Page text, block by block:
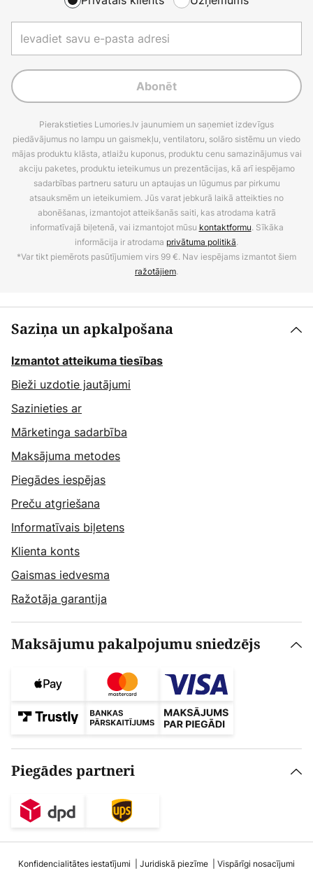
Abonēt
Pierakstieties Lumories.lv jaunumiem un saņemiet izdevīgus
piedāvājumus no lampu un gaismekļu, ventilatoru, solāro sistēmu un viedo
mājas produktu klāsta, atlaižu kuponus, produktu cenu samazinājumus vai
akciju paketes, produktu ieteikumus un prezentācijas, kā arī iespējamo
sadarbības partneru saturu un aptaujas un lūgumus par pirkumu
atsauksmēm un ieteikumiem. Jūs varat jebkurā laikā atteikties no
abonēšanas, izmantojot atteikšanās saiti, kas atrodama katrā
informatīvajā biļetenā, vai izmantojot mūsu kontaktformu. Sīkāka
informācija ir atrodama privātuma politikā.
*Var tikt piemērots pasūtījumiem virs 99 €. Nav iespējams izmantot šiem
ražotājiem.
Saziņa un apkalpošana
Izmantot atteikuma tiesības
Bieži uzdotie jautājumi
Sazinieties ar
Mārketinga sadarbība
Maksājuma metodes
Piegādes iespējas
Preču atgriešana
Informatīvais biļetens
Klienta konts
Gaismas iedvesma
Ražotāja garantija
Maksājumu pakalpojumu sniedzējs
Piegādes partneri
Konfidencialitātes iestatījumi Juridiskā piezīme Vispārīgi nosacījumi